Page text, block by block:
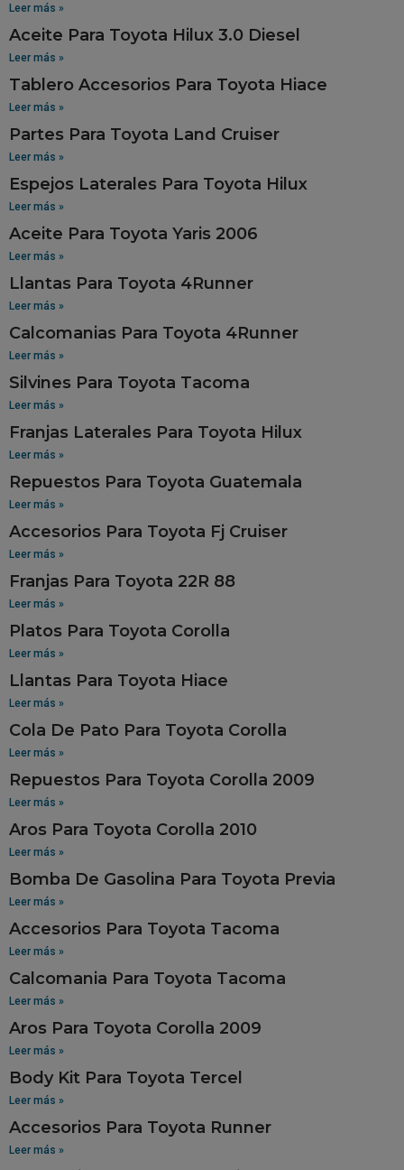
Leer más »
Aceite Para Toyota Hilux 3.0 Diesel
Leer más »
Tablero Accesorios Para Toyota Hiace
Leer más »
Partes Para Toyota Land Cruiser
Leer más »
Espejos Laterales Para Toyota Hilux
Leer más »
Aceite Para Toyota Yaris 2006
Leer más »
Llantas Para Toyota 4Runner
Leer más »
Calcomanias Para Toyota 4Runner
Leer más »
Silvines Para Toyota Tacoma
Leer más »
Franjas Laterales Para Toyota Hilux
Leer más »
Repuestos Para Toyota Guatemala
Leer más »
Accesorios Para Toyota Fj Cruiser
Leer más »
Franjas Para Toyota 22R 88
Leer más »
Platos Para Toyota Corolla
Leer más »
Llantas Para Toyota Hiace
Leer más »
Cola De Pato Para Toyota Corolla
Leer más »
Repuestos Para Toyota Corolla 2009
Leer más »
Aros Para Toyota Corolla 2010
Leer más »
Bomba De Gasolina Para Toyota Previa
Leer más »
Accesorios Para Toyota Tacoma
Leer más »
Calcomania Para Toyota Tacoma
Leer más »
Aros Para Toyota Corolla 2009
Leer más »
Body Kit Para Toyota Tercel
Leer más »
Accesorios Para Toyota Runner
Leer más »